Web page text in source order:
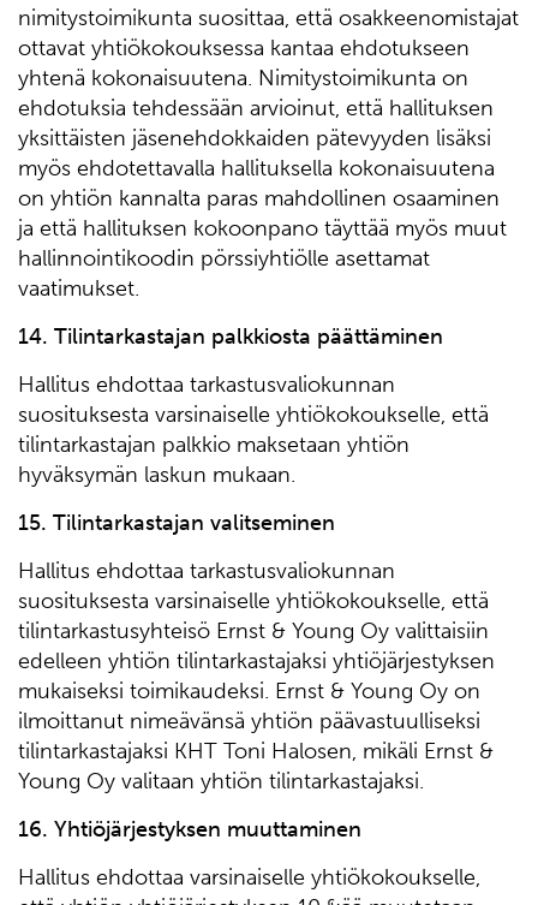
nimitystoimikunta suosittaa, että osakkeenomistajat
ottavat yhtiökokouksessa kantaa ehdotukseen
yhtenä kokonaisuutena. Nimitystoimikunta on
ehdotuksia tehdessään arvioinut, että hallituksen
yksittäisten jäsenehdokkaiden pätevyyden lisäksi
myös ehdotettavalla hallituksella kokonaisuutena
on yhtiön kannalta paras mahdollinen osaaminen
ja että hallituksen kokoonpano täyttää myös muut
hallinnointikoodin pörssiyhtiölle asettamat
vaatimukset.
14. Tilintarkastajan palkkiosta päättäminen
Hallitus ehdottaa tarkastusvaliokunnan
suosituksesta varsinaiselle yhtiökokoukselle, että
tilintarkastajan palkkio maksetaan yhtiön
hyväksymän laskun mukaan.
15. Tilintarkastajan valitseminen
Hallitus ehdottaa tarkastusvaliokunnan
suosituksesta varsinaiselle yhtiökokoukselle, että
tilintarkastusyhteisö Ernst & Young Oy valittaisiin
edelleen yhtiön tilintarkastajaksi yhtiöjärjestyksen
mukaiseksi toimikaudeksi. Ernst & Young Oy on
ilmoittanut nimeävänsä yhtiön päävastuulliseksi
tilintarkastajaksi KHT Toni Halosen, mikäli Ernst &
Young Oy valitaan yhtiön tilintarkastajaksi.
16. Yhtiöjärjestyksen muuttaminen
Hallitus ehdottaa varsinaiselle yhtiökokoukselle,